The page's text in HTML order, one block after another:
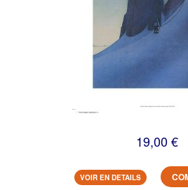
19,00 €
VOIR EN DETAILS